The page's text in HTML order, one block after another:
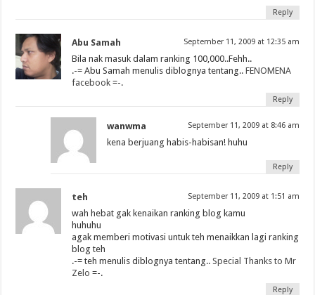
Reply
Abu Samah September 11, 2009 at 12:35 am
Bila nak masuk dalam ranking 100,000..Fehh..
.-= Abu Samah menulis diblognya tentang..FENOMENA
facebook =-.
Reply
wanwma September 11, 2009 at 8:46 am
kena berjuang habis-habisan! huhu
Reply
teh September 11, 2009 at 1:51 am
wah hebat gak kenaikan ranking blog kamu
huhuhu
agak memberi motivasi untuk teh menaikkan lagi ranking
blog teh
.-= teh menulis diblognya tentang..Special Thanks to Mr
Zelo =-.
Reply